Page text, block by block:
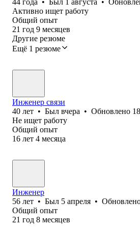
Активно ищет работу
Общий опыт
21 год 9 месяцев
Другие резюме
Ещё 1 резюме
Инженер связи
40 лет • Был вчера • Обновлено
Не ищет работу
Общий опыт
16 лет 4 месяца
Инженер
56 лет • Был 5 апреля •
Общий опыт
21 год 8 месяцев